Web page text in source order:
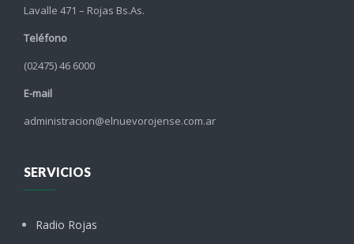
Lavalle 471 – Rojas Bs.As.
Teléfono
(02475) 46 6000
E-mail
administracion@elnuevorojense.com.ar
SERVICIOS
Radio Rojas